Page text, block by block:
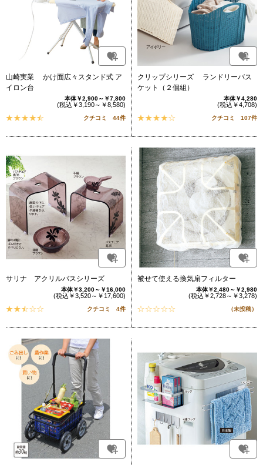
山崎実業 かけ面広々スタンド式 ア
イロン台
本体￥2,900～￥7,800
(税込￥3,190～￥8,580)
クチコミ 44件
クリップシリーズ ランドリーバス
ケット（２個組）
本体￥4,280
(税込￥4,708)
クチコミ 107件
サリナ アクリルバスシリーズ
本体￥3,200～￥16,000
(税込￥3,520～￥17,600)
クチコミ 4件
被せて使える換気扇フィルター
本体￥2,480～￥2,980
(税込￥2,728～￥3,278)
（未投稿）